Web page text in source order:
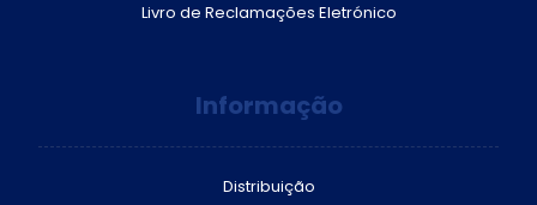
Livro de Reclamações Eletrónico
Informação
Distribuição